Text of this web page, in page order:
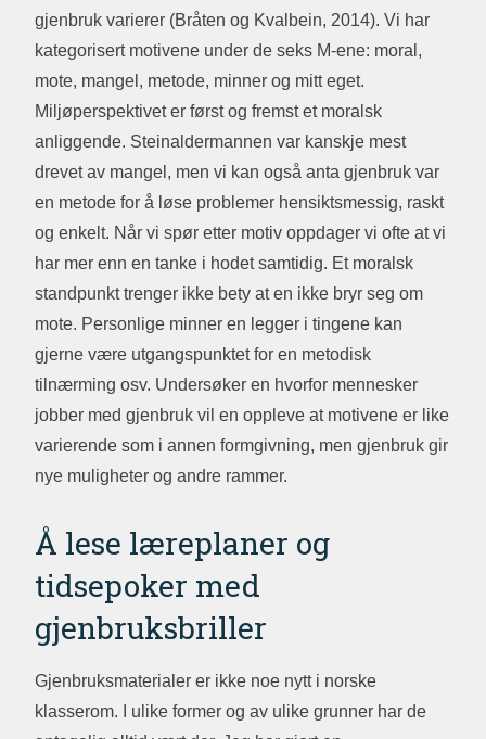
gjenbruk varierer (Bråten og Kvalbein, 2014). Vi har
kategorisert motivene under de seks M-ene: moral,
mote, mangel, metode, minner og mitt eget.
Miljøperspektivet er først og fremst et moralsk
anliggende. Steinaldermannen var kanskje mest
drevet av mangel, men vi kan også anta gjenbruk var
en metode for å løse problemer hensiktsmessig, raskt
og enkelt. Når vi spør etter motiv oppdager vi ofte at vi
har mer enn en tanke i hodet samtidig. Et moralsk
standpunkt trenger ikke bety at en ikke bryr seg om
mote. Personlige minner en legger i tingene kan
gjerne være utgangspunktet for en metodisk
tilnærming osv. Undersøker en hvorfor mennesker
jobber med gjenbruk vil en oppleve at motivene er like
varierende som i annen formgivning, men gjenbruk gir
nye muligheter og andre rammer.
Å lese læreplaner og
tidsepoker med
gjenbruksbriller
Gjenbruksmaterialer er ikke noe nytt i norske
klasserom. I ulike former og av ulike grunner har de